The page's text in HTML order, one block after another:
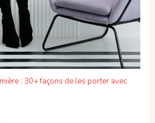
: 30+ façons de les porter avec